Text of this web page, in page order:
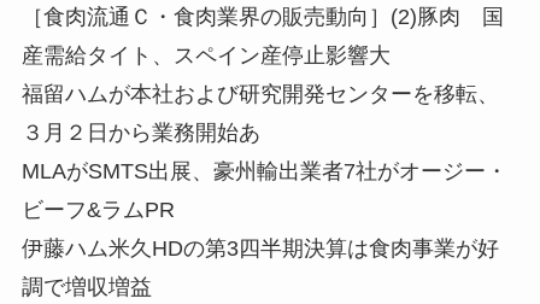
［食肉流通Ｃ・食肉業界の販売動向］(2)豚肉 国
産需給タイト、スペイン産停止影響大
福留ハムが本社および研究開発センターを移転、
３月２日から業務開始あ
MLAがSMTS出展、豪州輸出業者7社がオージー・
ビーフ&ラムPR
伊藤ハム米久HDの第3四半期決算は食肉事業が好
調で増収増益